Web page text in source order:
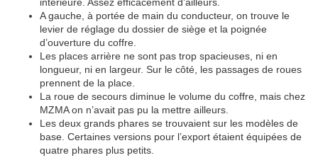
A gauche, à portée de main du conducteur, on trouve le
levier de réglage du dossier de siège et la poignée
d’ouverture du coffre.
Les places arrière ne sont pas trop spacieuses, ni en
longueur, ni en largeur. Sur le côté, les passages de roues
prennent de la place.
La roue de secours diminue le volume du coffre, mais chez
MZMA on n’avait pas pu la mettre ailleurs.
Les deux grands phares se trouvaient sur les modèles de
base. Certaines versions pour l’export étaient équipées de
quatre phares plus petits.